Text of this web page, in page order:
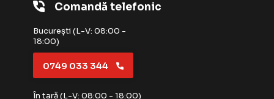
Comandă telefonic
București (L-V: 08:00 -
18:00)
0749 033 344
În țară (L-V: 08:00 - 18:00)